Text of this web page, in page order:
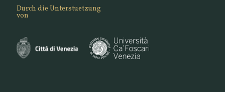
Durch die Unterstuetzung
von